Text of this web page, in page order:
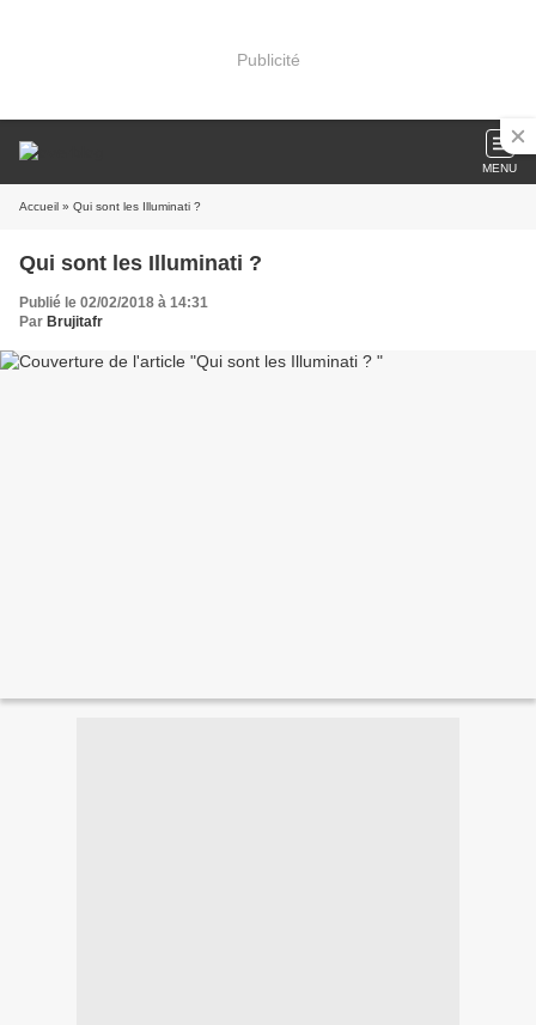
Publicité
MENU
Accueil » Qui sont les Illuminati ?
Qui sont les Illuminati ?
Publié le 02/02/2018 à 14:31
Par Brujitafr